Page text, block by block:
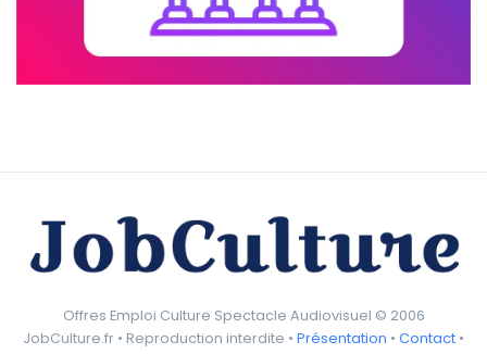
Offres Emploi Culture Spectacle Audiovisuel © 2006
JobCulture.fr • Reproduction interdite • Présentation • Contact •